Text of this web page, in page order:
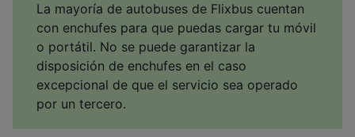
La mayoría de autobuses de Flixbus cuentan
con enchufes para que puedas cargar tu móvil
o portátil. No se puede garantizar la
disposición de enchufes en el caso
excepcional de que el servicio sea operado
por un tercero.